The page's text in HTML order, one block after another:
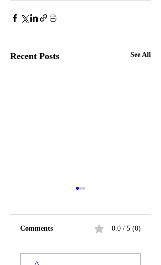
Recent Posts See All
PRESIDENTI
Comments 0.0 / 5 (0)